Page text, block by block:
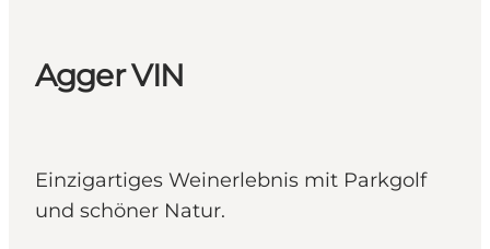
Agger VIN
Einzigartiges Weinerlebnis mit Parkgolf
und schöner Natur.